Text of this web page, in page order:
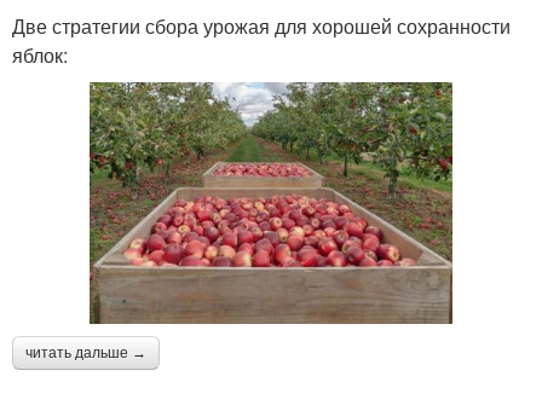
Две стратегии сбора урожая для хорошей сохранности
яблок:
читать дальше →